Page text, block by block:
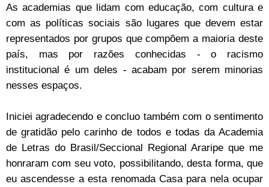
As academias que lidam com educação, com cultura e
com as políticas sociais são lugares que devem estar
representados por grupos que compõem a maioria deste
país, mas por razões conhecidas - o racismo
institucional é um deles - acabam por serem minorias
nesses espaços.
Iniciei agradecendo e concluo também com o sentimento
de gratidão pelo carinho de todos e todas da Academia
de Letras do Brasil/Seccional Regional Araripe que me
honraram com seu voto, possibilitando, desta forma, que
eu ascendesse a esta renomada Casa para nela ocupar